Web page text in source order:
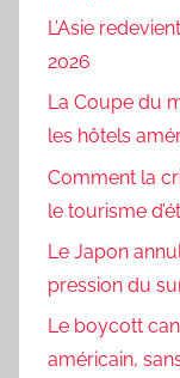
L’Asie
2026
La Coupe du
les hôtels
Comment la
le tourisme
Le Japon
pression du
Le boycott
américain,